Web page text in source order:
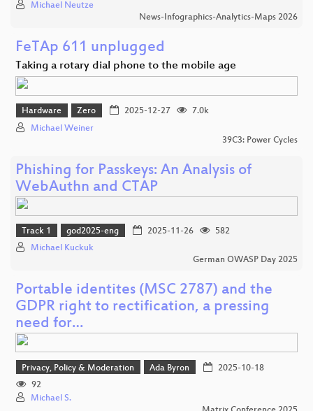
Michael Neutze
News-Infographics-Analytics-Maps 2026
FeTAp 611 unplugged
Taking a rotary dial phone to the mobile age
Hardware Zero 2025-12-27
7.0k
Michael Weiner
39C3: Power Cycles
Phishing for Passkeys: An Analysis of
WebAuthn and CTAP
Track 1 god2025-eng 2025-11-26
582
Michael Kuckuk
German OWASP Day 2025
Portable identites (MSC 2787) and the
GDPR right to rectification, a pressing
need for…
Privacy, Policy & Moderation Ada Byron
2025-10-18
92
Michael S.